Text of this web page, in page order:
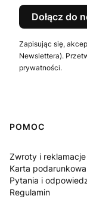
Dołącz do
Zapisując się,
Newslettera).
prywatności.
Linki w
POMOC
Zwroty i reklamacje
Karta podarunkowa
Pytania i
Regulamin